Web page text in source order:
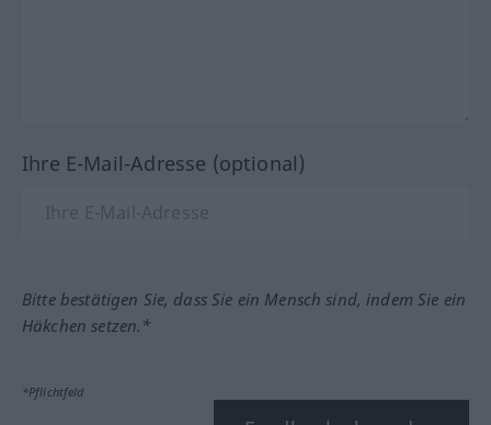
Ihre E-Mail-Adresse (optional)
Bitte bestätigen Sie, dass Sie ein Mensch sind, indem Sie ein
Häkchen setzen.*
*Pflichtfeld